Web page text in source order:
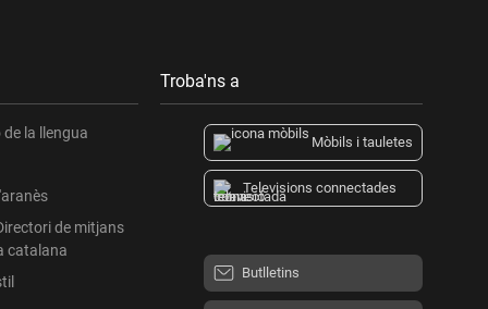
la llengua
de mitjans
catalana
Troba'ns a
Mòbils i tauletes
Televisions connectades
Butlletins